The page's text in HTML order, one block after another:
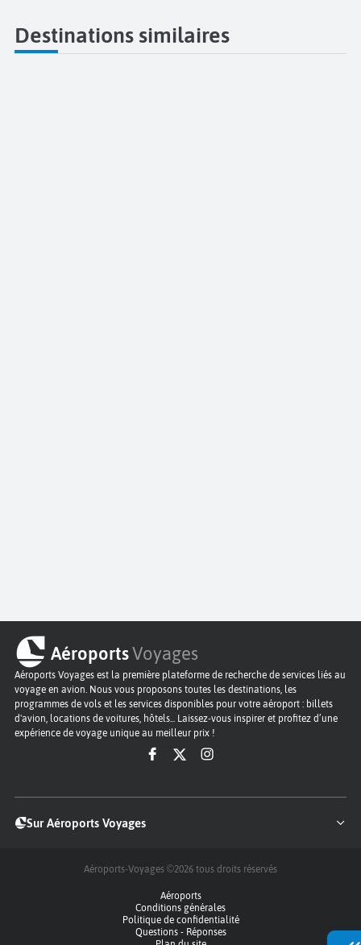
Destinations similaires
AéroportsVoyages
Aéroports Voyages est la première plateforme de recherche de services liés au
voyage en avion. Nous vous proposons toutes les destinations, les
programmes de vols et les services disponibles pour votre aéroport : billets
d'avion, locations de voitures, hôtels... Laissez-vous inspirer et profitez d’une
expérience de voyage unique au meilleur prix !
Sur Aéroports Voyages
Aéroports-Voyages ©2026 tous droits réservés
Aéroports
Conditions générales
Politique de confidentialité
Questions - Réponses